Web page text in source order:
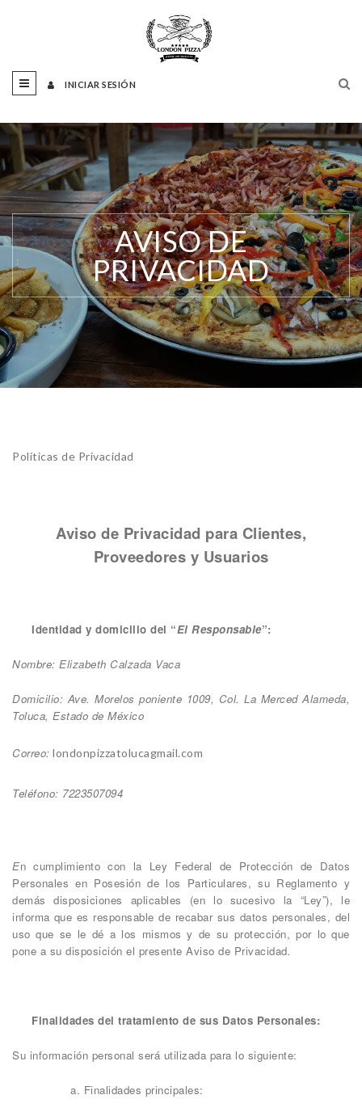
INICIAR SESIÓN
AVISO DE
PRIVACIDAD
Políticas de Privacidad
Aviso de Privacidad para Clientes,
Proveedores y Usuarios
Identidad y domicilio del “El Responsable”:
Nombre: Elizabeth Calzada Vaca
Domicilio: Ave. Morelos poniente 1009, Col. La Merced Alameda,
Toluca, Estado de México
Correo: londonpizzatolucagmail.com
Teléfono: 7223507094
En cumplimiento con la Ley Federal de Protección de Datos
Personales en Posesión de los Particulares, su Reglamento y
demás disposiciones aplicables (en lo sucesivo la “Ley”), le
informa que es responsable de recabar sus datos personales, del
uso que se le dé a los mismos y de su protección, por lo que
pone a su disposición el presente Aviso de Privacidad.
Finalidades del tratamiento de sus Datos Personales:
Su información personal será utilizada para lo siguiente:
a. Finalidades principales: